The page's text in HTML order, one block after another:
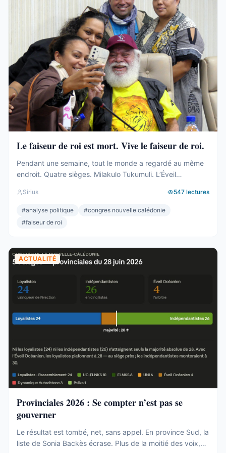
Le faiseur de roi est mort. Vive le faiseur de roi.
Pendant une semaine, tout le monde a regardé au même
endroit. Quatre sièges. Milakulo Tukumuli. L’Éveil
fait basculer. Depuis 2019, la formule était connue : quand
personne n’a la majorité, c’est lui qui décide. Il avait fait
élire Wamytan. Il avait fait présider Backès. Il ...
Sirius 547 lectures
#analyse politique #congres nouvelle calédonie
#faiseur de roi
ACTUALITÉ
Provinciales 2026 : Se compter n’est pas se
gouverner
Le résultat est tombé, net, sans appel. En province Sud, la
liste de Sonia Backès écrase. Plus de la moitié des voix,